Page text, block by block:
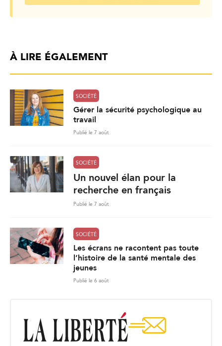
À LIRE ÉGALEMENT
SOCIÉTÉ
Gérer la sécurité psychologique au
travail
Publié le 7 août
SOCIÉTÉ
Un nouvel élan pour la
recherche en français
Publié le 7 août
SOCIÉTÉ
Les écrans ne racontent pas toute
l’histoire de la santé mentale des
jeunes
Publié le 6 août